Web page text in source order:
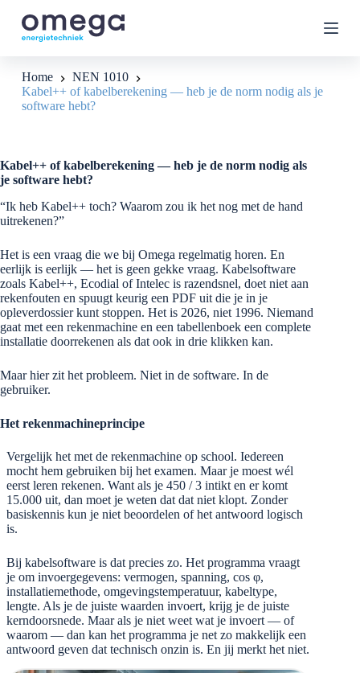
G
n
d
h
o
u
d
Home
NEN 1010
Kabel++ of kabelberekening — heb je de norm nodig als je
software hebt?
Kabel++ of kabelberekening — heb je de norm nodig als
je software hebt?
“Ik heb Kabel++ toch? Waarom zou ik het nog met de hand
uitrekenen?”
Het is een vraag die we bij Omega regelmatig horen. En
eerlijk is eerlijk — het is geen gekke vraag. Kabelsoftware
zoals Kabel++, Ecodial of Intelec is razendsnel, doet niet aan
rekenfouten en spuugt keurig een PDF uit die je in je
opleverdossier kunt stoppen. Het is 2026, niet 1996. Niemand
gaat met een rekenmachine en een tabellenboek een complete
installatie doorrekenen als dat ook in drie klikken kan.
Maar hier zit het probleem. Niet in de software. In de
gebruiker.
Het rekenmachineprincipe
Vergelijk het met de rekenmachine op school. Iedereen
mocht hem gebruiken bij het examen. Maar je moest wél
eerst leren rekenen. Want als je 450 / 3 intikt en er komt
15.000 uit, dan moet je weten dat dat niet klopt. Zonder
basiskennis kun je niet beoordelen of het antwoord logisch
is.
Bij kabelsoftware is dat precies zo. Het programma vraagt
je om invoergegevens: vermogen, spanning, cos φ,
installatiemethode, omgevingstemperatuur, kabeltype,
lengte. Als je de juiste waarden invoert, krijg je de juiste
kerndoorsnede. Maar als je niet weet wat je invoert — of
waarom — dan kan het programma je net zo makkelijk een
antwoord geven dat technisch onzin is. En jij merkt het niet.